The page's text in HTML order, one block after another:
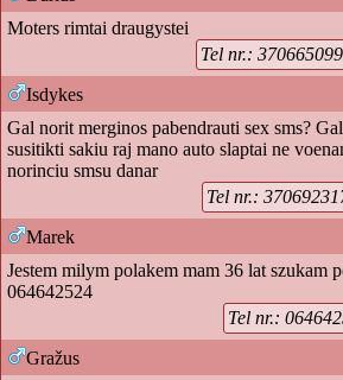
Moters rimtai draugystei
Tel nr.:
Isdykes
Gal norit merginos pabendrauti sex sms?
susitikti sakiu raj mano auto slaptai ne
norinciu smsu danar
Tel nr.:
Marek
Jestem milym polakem mam 36 lat szukam
064642524
Tel nr.:
Gražus